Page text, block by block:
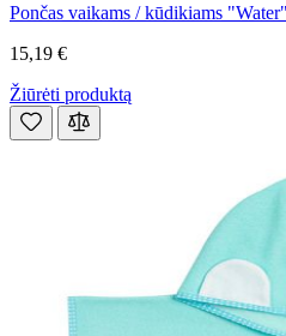
Pončas vaikams / kūdikiams
15,19 €
Žiūrėti produktą